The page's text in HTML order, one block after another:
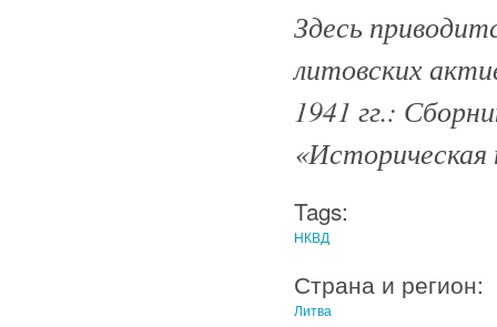
Здесь
литовских
1941 гг.:
Tags:
НКВД
Страна и регион:
Литва